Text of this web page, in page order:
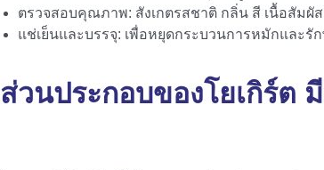
ตรวจสอบคุณภาพ: สังเกตรสชาติ กลิ่น สี เนื้อสัมผั
แช่เย็นและบรรจุ: เพื่อหยุดกระบวนการหมักและ
ส่วนประกอบของโยเกิร์ต